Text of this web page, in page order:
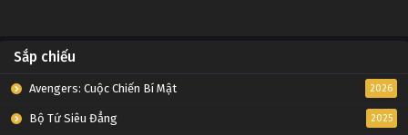
Sắp chiếu
Avengers: Cuộc Chiến Bí Mật 2026
Bộ Tứ Siêu Đẳng 2025